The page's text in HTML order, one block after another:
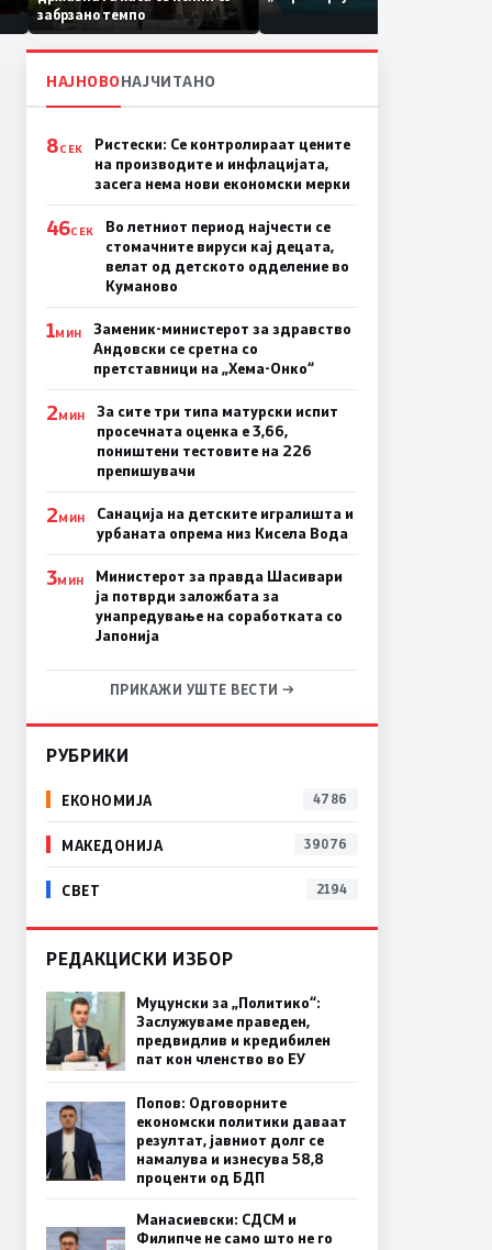
забрзано темпо
НАЈНОВОНАЈЧИТАНО
8СЕК
Ристески: Се контролираат цените
на производите и инфлацијата,
засега нема нови економски мерки
46СЕК
Во летниот период најчести се
стомачните вируси кај децата,
велат од детското одделение во
Куманово
1МИН
Заменик-министерот за здравство
Андовски се сретна со
претставници на „Хема-Онко“
2МИН
За сите три типа матурски испит
просечната оценка е 3,66,
поништени тестовите на 226
препишувачи
2МИН
​Санација на детските игралишта и
урбаната опрема низ Кисела Вода
3МИН
Министерот за правда Шасивари
ја потврди заложбата за
унапредување на соработката со
Јапонија
ПРИКАЖИ УШТЕ ВЕСТИ →
РУБРИКИ
ЕКОНОМИЈА 4786
МАКЕДОНИЈА 39076
СВЕТ 2194
РЕДАКЦИСКИ ИЗБОР
Муцунски за „Политико“:
Заслужуваме праведен,
предвидлив и кредибилен
пат кон членство во ЕУ
Попов: Одговорните
економски политики даваат
резултат, јавниот долг се
намалува и изнесува 58,8
проценти од БДП
Манасиевски: СДСМ и
Филипче не само што не го